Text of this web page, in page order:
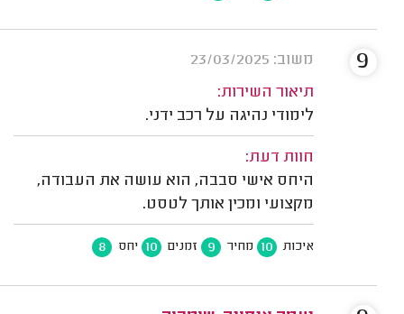
משוב: 23/03/2025
תיאור השירות:
לימודי נהיגה על רכב ידני.
חוות דעת:
היחס אישי סבבה, הוא עושה את העבודה,
מקצועי ומכין אותך לטסט.
איכות 10 מחיר 9 זמנים 10 יחס 8
9